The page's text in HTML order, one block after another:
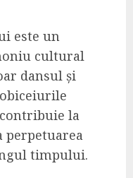
este un
cultural
dansul și
la
perpetuarea
timpului.